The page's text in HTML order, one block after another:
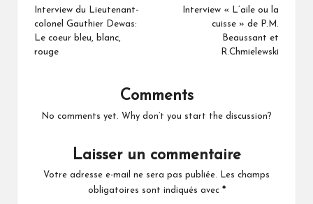
navigation
Interview du Lieutenant-
colonel Gauthier Dewas:
Le coeur bleu, blanc,
rouge
Interview « L’aile ou la
cuisse » de P.M.
Beaussant et
R.Chmielewski
Comments
No comments yet. Why don’t you start the discussion?
Laisser un commentaire
Votre adresse e-mail ne sera pas publiée.
Les champs
obligatoires sont indiqués avec *